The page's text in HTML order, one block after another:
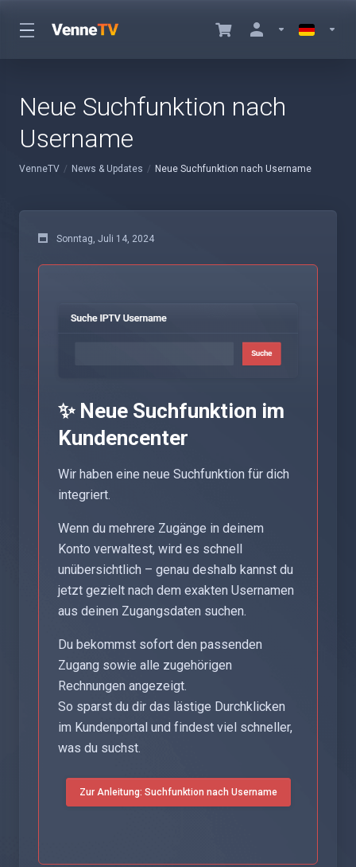
Neue Suchfunktion nach
Username
VenneTV News & Updates Neue Suchfunktion nach Username
Sonntag, Juli 14, 2024
✨ Neue Suchfunktion im
Kundencenter
Wir haben eine neue Suchfunktion für dich
integriert.
Wenn du mehrere Zugänge in deinem
Konto verwaltest, wird es schnell
unübersichtlich – genau deshalb kannst du
jetzt gezielt nach dem exakten Usernamen
aus deinen Zugangsdaten suchen.
Du bekommst sofort den passenden
Zugang sowie alle zugehörigen
Rechnungen angezeigt.
So sparst du dir das lästige Durchklicken
im Kundenportal und findest viel schneller,
was du suchst.
Zur Anleitung: Suchfunktion nach Username